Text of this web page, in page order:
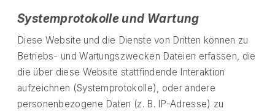
Systemprotokolle und Wartung
Diese Website und die Dienste von Dritten können zu
Betriebs- und Wartungszwecken Dateien erfassen, die
die über diese Website stattfindende Interaktion
aufzeichnen (Systemprotokolle), oder andere
personenbezogene Daten (z. B. IP-Adresse) zu